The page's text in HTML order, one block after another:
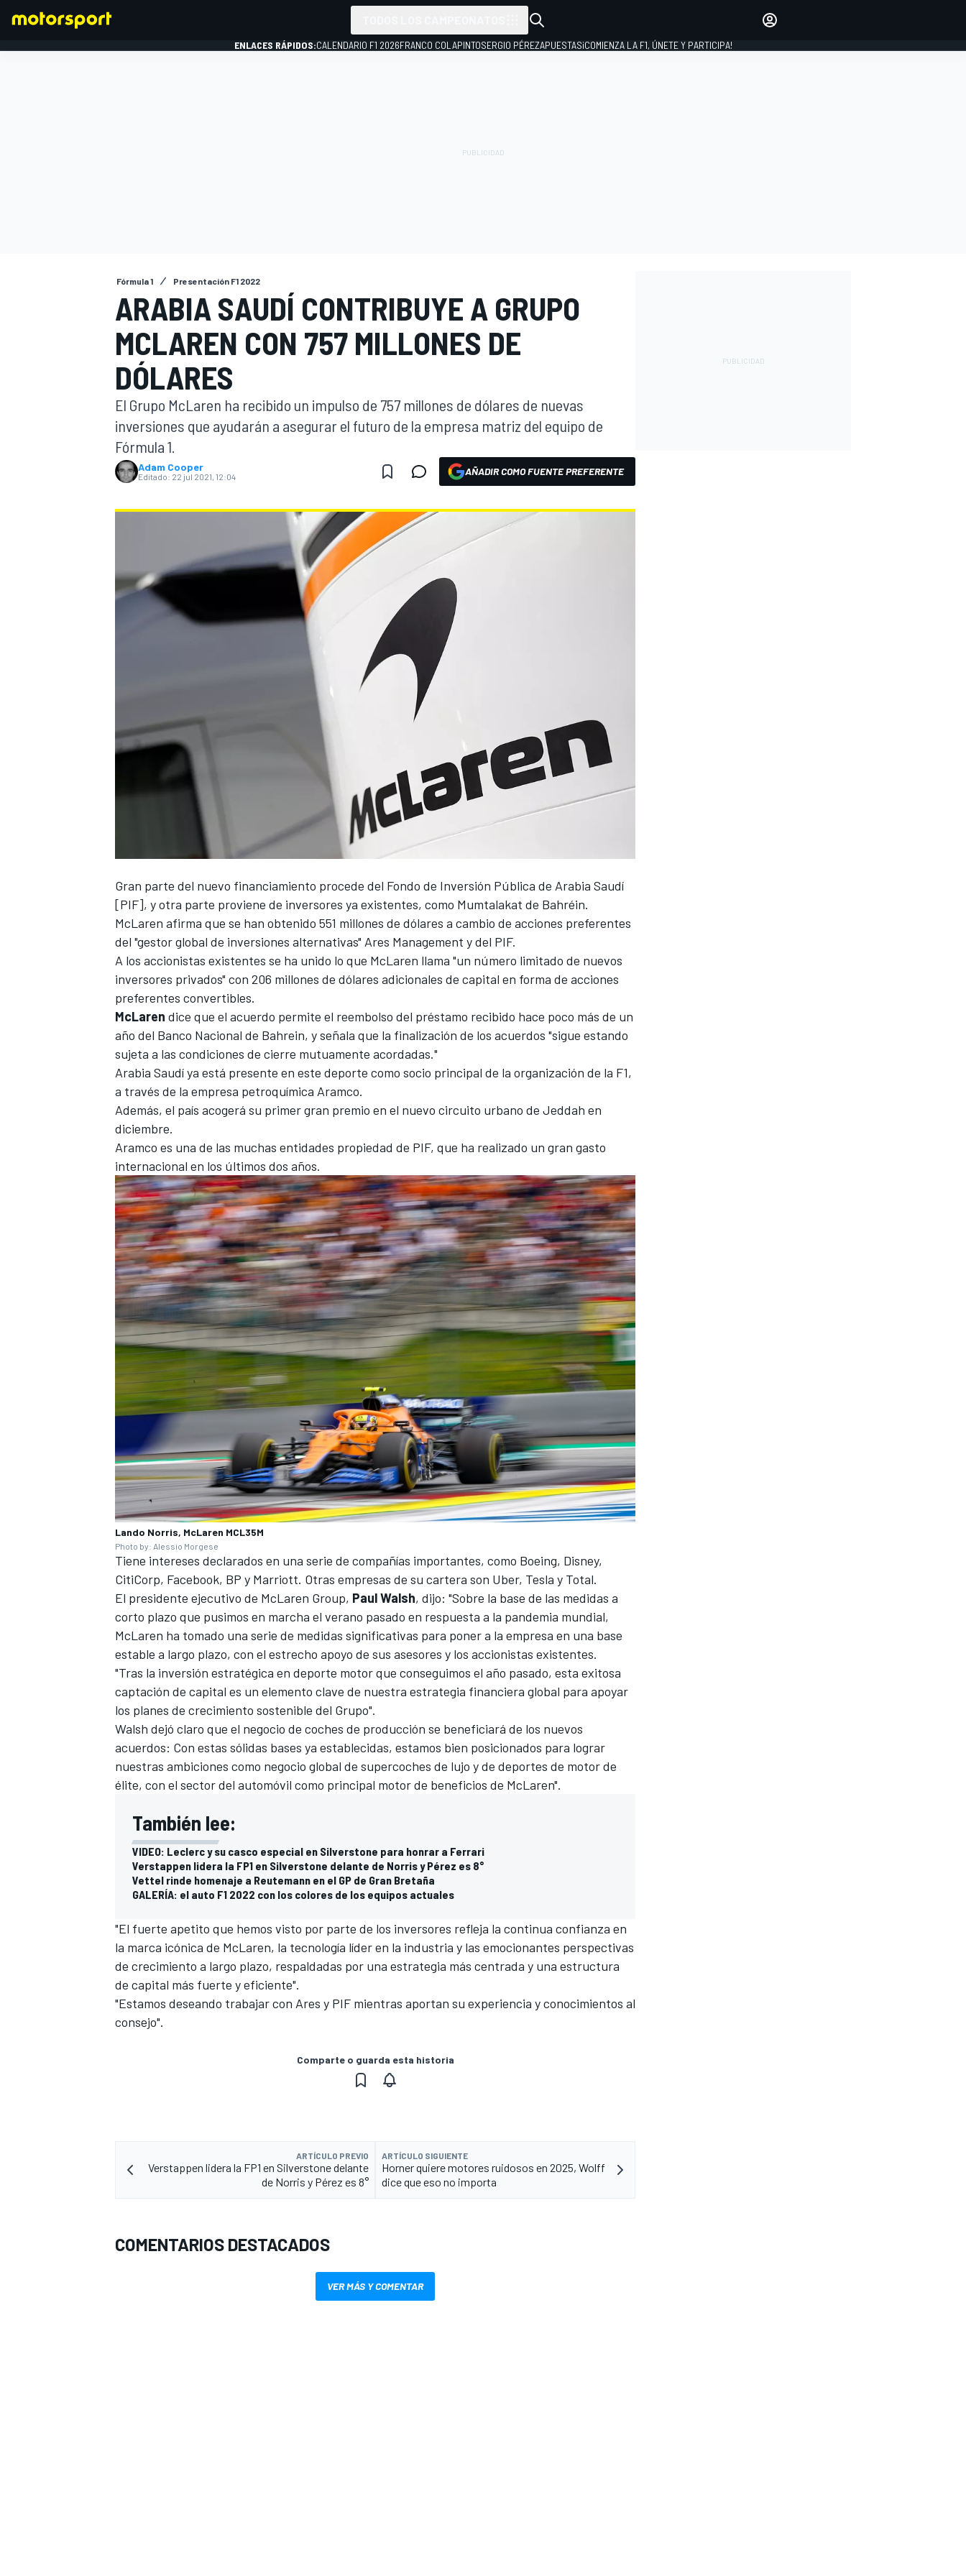
INDYCAR
FÓRMULA E
WRC
MÁS CATEGORÍAS
INICIAR SESIÓN
ENLACES RÁPIDOS:CALENDARIO F1 2026FRANCO COLAPINTOSERGIO PÉREZAPUESTAS¡COMIENZA LA F1, ÚNETE Y PARTICIPA!
Fórmula 1 Presentación F1 2022
ARABIA SAUDÍ CONTRIBUYE A GRUPO
MCLAREN CON 757 MILLONES DE
DÓLARES
El Grupo McLaren ha recibido un impulso de 757 millones de dólares de nuevas
inversiones que ayudarán a asegurar el futuro de la empresa matriz del equipo de
Fórmula 1.
Adam Cooper
Editado: 22 jul 2021, 12:04 AÑADIR COMO FUENTE PREFERENTE
Gran parte del nuevo financiamiento procede del Fondo de Inversión Pública de Arabia Saudí
[PIF], y otra parte proviene de inversores ya existentes, como Mumtalakat de Bahréin.
McLaren afirma que se han obtenido 551 millones de dólares a cambio de acciones preferentes
del "gestor global de inversiones alternativas" Ares Management y del PIF.
A los accionistas existentes se ha unido lo que McLaren llama "un número limitado de nuevos
inversores privados" con 206 millones de dólares adicionales de capital en forma de acciones
preferentes convertibles.
McLaren dice que el acuerdo permite el reembolso del préstamo recibido hace poco más de un
año del Banco Nacional de Bahrein, y señala que la finalización de los acuerdos "sigue estando
sujeta a las condiciones de cierre mutuamente acordadas."
Arabia Saudí ya está presente en este deporte como socio principal de la organización de la F1,
a través de la empresa petroquímica Aramco.
Además, el país acogerá su primer gran premio en el nuevo circuito urbano de Jeddah en
diciembre.
Aramco es una de las muchas entidades propiedad de PIF, que ha realizado un gran gasto
internacional en los últimos dos años.
Lando Norris, McLaren MCL35M
Photo by: Alessio Morgese
Tiene intereses declarados en una serie de compañías importantes, como Boeing, Disney,
CitiCorp, Facebook, BP y Marriott. Otras empresas de su cartera son Uber, Tesla y Total.
El presidente ejecutivo de McLaren Group, Paul Walsh, dijo: "Sobre la base de las medidas a
corto plazo que pusimos en marcha el verano pasado en respuesta a la pandemia mundial,
McLaren ha tomado una serie de medidas significativas para poner a la empresa en una base
estable a largo plazo, con el estrecho apoyo de sus asesores y los accionistas existentes.
"Tras la inversión estratégica en deporte motor que conseguimos el año pasado, esta exitosa
captación de capital es un elemento clave de nuestra estrategia financiera global para apoyar
los planes de crecimiento sostenible del Grupo".
Walsh dejó claro que el negocio de coches de producción se beneficiará de los nuevos
acuerdos: Con estas sólidas bases ya establecidas, estamos bien posicionados para lograr
nuestras ambiciones como negocio global de supercoches de lujo y de deportes de motor de
élite, con el sector del automóvil como principal motor de beneficios de McLaren".
También lee:
VIDEO: Leclerc y su casco especial en Silverstone para honrar a Ferrari
Verstappen lidera la FP1 en Silverstone delante de Norris y Pérez es 8°
Vettel rinde homenaje a Reutemann en el GP de Gran Bretaña
GALERÍA: el auto F1 2022 con los colores de los equipos actuales
"El fuerte apetito que hemos visto por parte de los inversores refleja la continua confianza en
la marca icónica de McLaren, la tecnología líder en la industria y las emocionantes perspectivas
de crecimiento a largo plazo, respaldadas por una estrategia más centrada y una estructura
de capital más fuerte y eficiente".
"Estamos deseando trabajar con Ares y PIF mientras aportan su experiencia y conocimientos al
consejo".
Comparte o guarda esta historia
ARTÍCULO PREVIO
Verstappen lidera la FP1 en Silverstone delante
de Norris y Pérez es 8°
ARTÍCULO SIGUIENTE
Horner quiere motores ruidosos en 2025, Wolff
dice que eso no importa
COMENTARIOS DESTACADOS
VER MÁS Y COMENTAR